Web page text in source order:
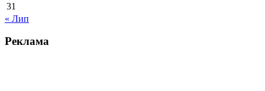
31
« Лип
Реклама